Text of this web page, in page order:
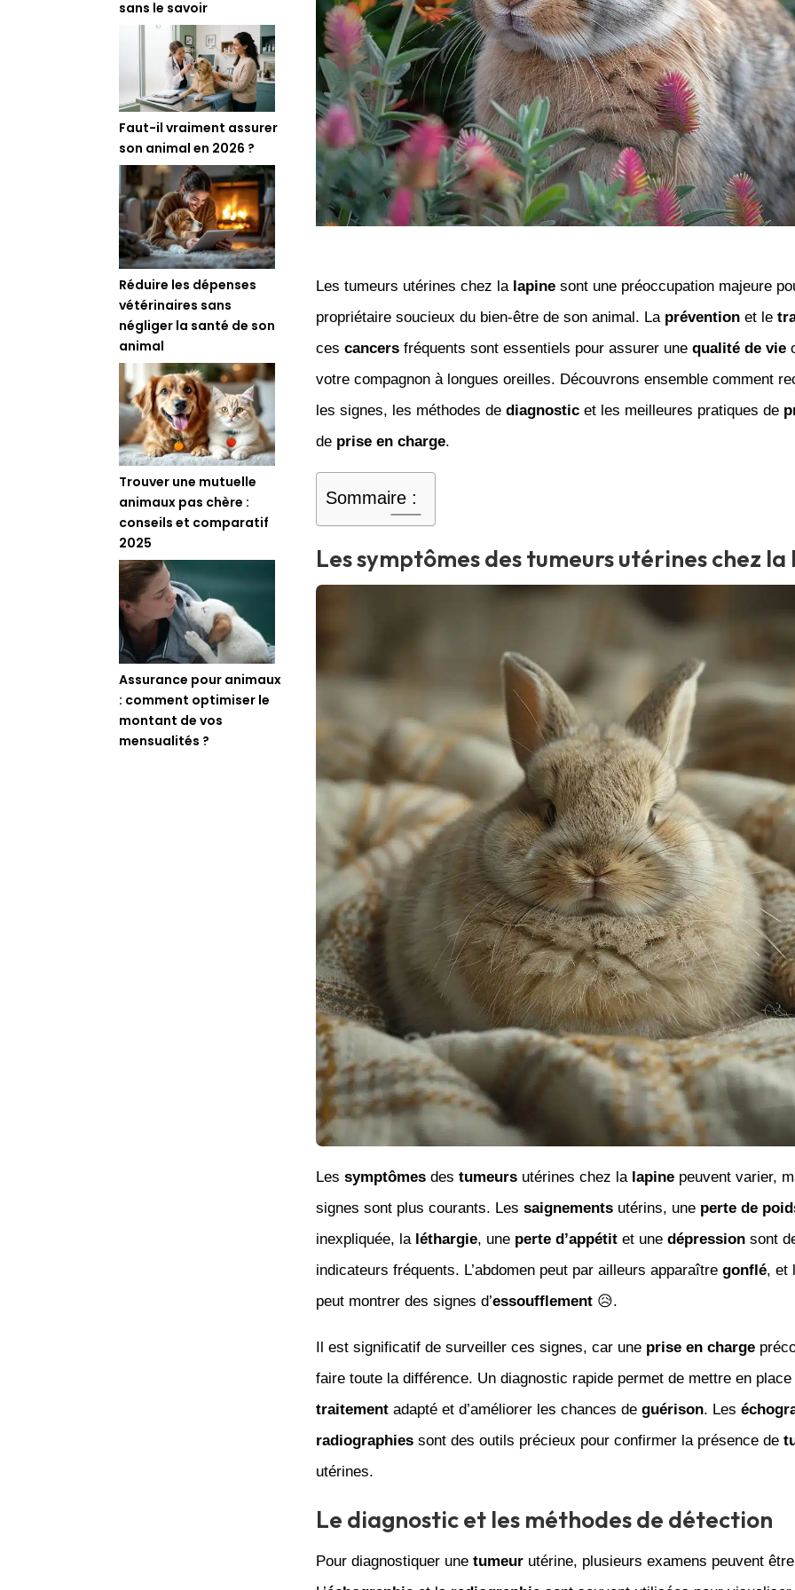
sans le savoir
Faut-il vraiment assurer
son animal en 2026 ?
Réduire les dépenses
vétérinaires sans
négliger la santé de son
animal
Trouver une mutuelle
animaux pas chère :
conseils et comparatif
2025
Assurance pour animaux
: comment optimiser le
montant de vos
mensualités ?
Les tumeurs utérines chez la lapinesont une préoccupation majeure
propriétaire soucieux du bien-être de son animal. La préventionet le
ces cancersfréquents sont essentiels pour assurer une qualité de vie
votre compagnon à longues oreilles. Découvrons ensemble comment
les signes, les méthodes de diagnosticet les meilleures pratiques de
de prise en charge.
Sommaire :
Les symptômes des tumeurs utérines chez
Les symptômesdes tumeursutérines chez la lapinepeuvent varier,
signes sont plus courants. Les saignementsutérins, une perte de
inexpliquée, la léthargie, une perte d’appétitet une dépressionsont
indicateurs fréquents. L’abdomen peut par ailleurs apparaître gonflé, et
peut montrer des signes d’essoufflement😥.
Il est significatif de surveiller ces signes, car une prise en charge
faire toute la différence. Un diagnostic rapide permet de mettre en place
traitementadapté et d’améliorer les chances de guérison. Les
radiographiessont des outils précieux pour confirmer la présence de
utérines.
Le diagnostic et les méthodes de détection
Pour diagnostiquer une tumeurutérine, plusieurs examens peuvent